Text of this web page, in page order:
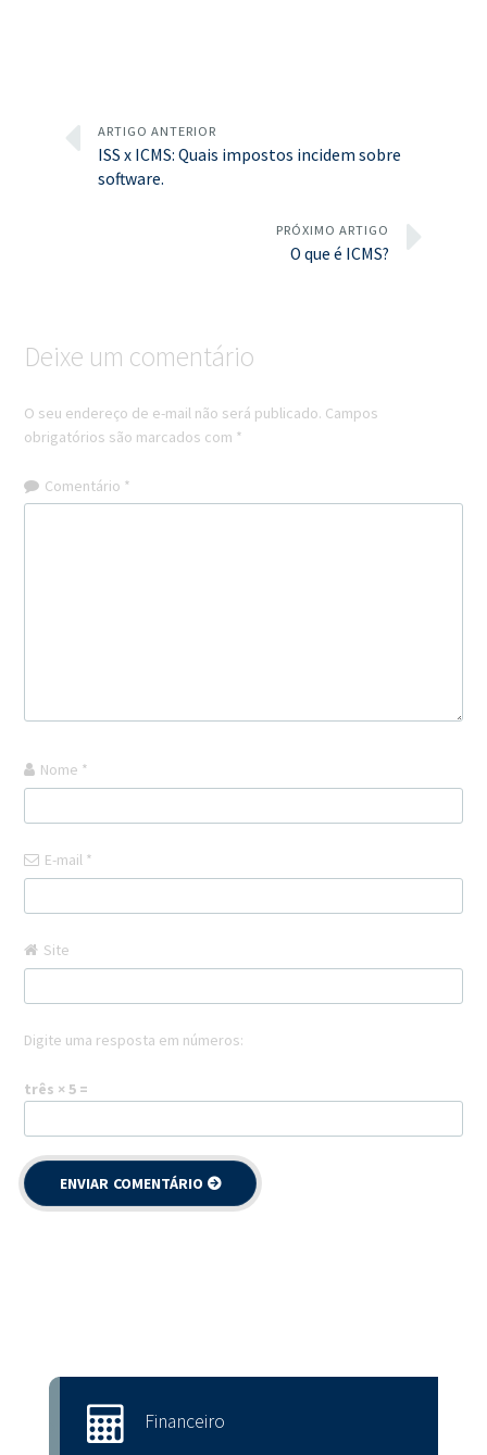
ARTIGO ANTERIOR
ISS x ICMS: Quais impostos incidem sobre
software.
PRÓXIMO ARTIGO
O que é ICMS?
Deixe um comentário
O seu endereço de e-mail não será publicado. Campos
obrigatórios são marcados com *
Comentário *
Nome *
E-mail *
Site
Digite uma resposta em números:
três × 5 =
Financeiro